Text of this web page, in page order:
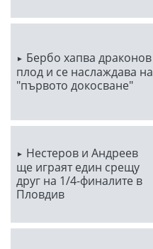
Бербо хапва драконов
плод и се наслаждава на
"първото докосване"
Нестеров и Андреев
ще играят един срещу
друг на 1/4-финалите в
Пловдив